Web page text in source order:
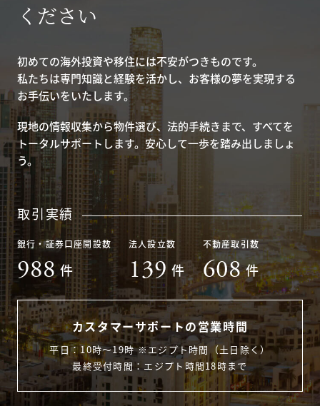
ください
初めての海外投資や移住には不安がつきものです。
私たちは専門知識と経験を活かし、お客様の夢を実現する
お手伝いをいたします。
現地の情報収集から物件選び、法的手続きまで、すべてを
トータルサポートします。安心して一歩を踏み出しましょ
う。
取引実績
銀行・証券口座開設数
988 件
法人設立数
139 件
不動産取引数
608 件
カスタマーサポートの営業時間
平日：10時〜19時 ※エジプト時間（土日除く）
最終受付時間：エジプト時間18時まで